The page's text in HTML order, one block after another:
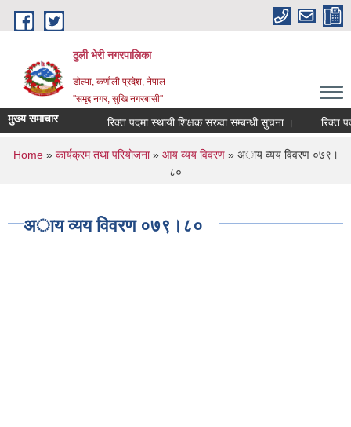
Skip to main content
ठुली भेरी नगरपालिका
डाेल्पा, कर्णाली प्रदेश, नेपाल
''समृद्द नगर, सुखि नगरबासी''
मुख्य समाचार रिक्त पदमा स्थायी शिक्षक सरुवा सम्बन्धी सुचना । रिक्त
You are here
Home» कार्यक्रम तथा परियोजना» आय व्यय विवरण» अाय व्यय विवरण ०७९।
८०
अाय व्यय विवरण ०७९।८०